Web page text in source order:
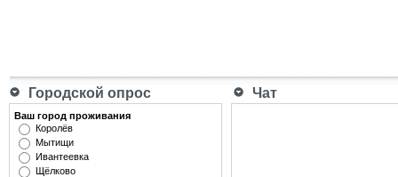
Городской опрос Чат
Ваш город проживания
Королёв
Мытищи
Ивантеевка
Щёлково